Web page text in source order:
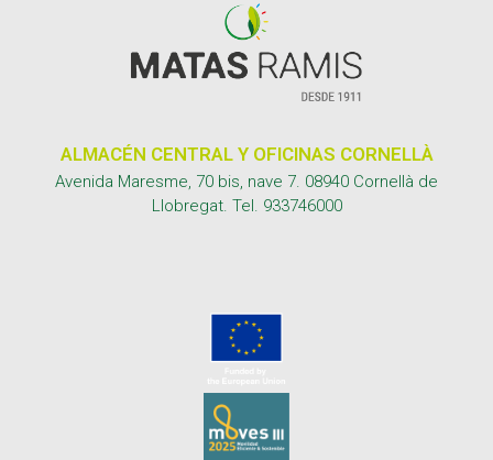
ALMACÉN CENTRAL Y OFICINAS CORNELLÀ
Avenida Maresme, 70 bis, nave 7. 08940 Cornellà de
Llobregat. Tel. 933746000